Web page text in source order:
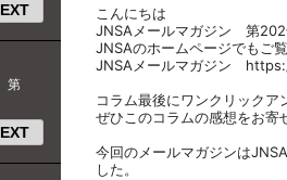
第
こんにちは
JNSAメールマガジン 第
JNSAのホームページでもご
JNSAメールマガジン
コラム最後にワンクリックア
ぜひこのコラムの感想をお寄
今回のメールマガジンは
した。